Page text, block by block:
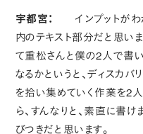
宇都宮：
インプットが
内のテキスト部分だと思い
て重松さんと僕の2人で書
なるかというと、ディスカバ
を拾い集めていく作業を2
ら、すんなりと、素直に書
びつきだと思います。